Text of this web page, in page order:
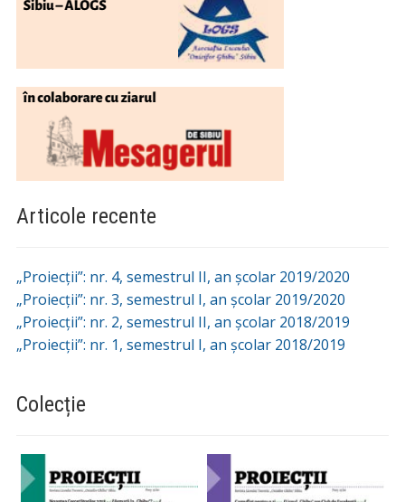
Articole recente
„Proiecții”: nr. 4, semestrul II, an școlar 2019/2020
„Proiecții”: nr. 3, semestrul I, an școlar 2019/2020
„Proiecții”: nr. 2, semestrul II, an școlar 2018/2019
„Proiecții”: nr. 1, semestrul I, an școlar 2018/2019
Colecție